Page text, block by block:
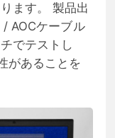
ます。 製品出
AOCケーブル
でテストし
があることを